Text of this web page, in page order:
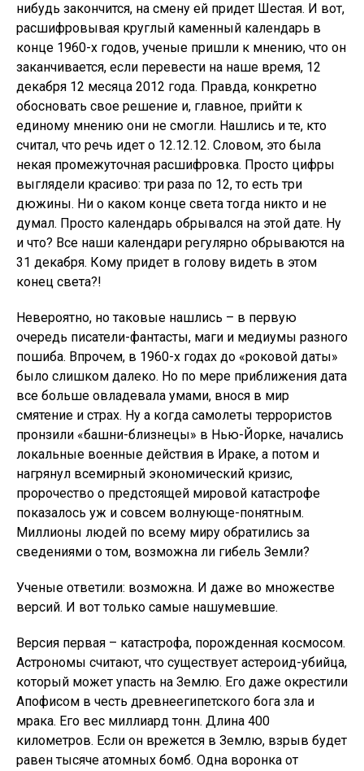
нибудь закончится, на смену ей придет Шестая. И вот,
расшифровывая круглый каменный календарь в
конце 1960-х годов, ученые пришли к мнению, что он
заканчивается, если перевести на наше время, 12
декабря 12 месяца 2012 года. Правда, конкретно
обосновать свое решение и, главное, прийти к
единому мнению они не смогли. Нашлись и те, кто
считал, что речь идет о 12.12.12. Словом, это была
некая промежуточная расшифровка. Просто цифры
выглядели красиво: три раза по 12, то есть три
дюжины. Ни о каком конце света тогда никто и не
думал. Просто календарь обрывался на этой дате. Ну
и что? Все наши календари регулярно обрываются на
31 декабря. Кому придет в голову видеть в этом
конец света?!
Невероятно, но таковые нашлись – в первую
очередь писатели-фантасты, маги и медиумы разного
пошиба. Впрочем, в 1960-х годах до «роковой даты»
было слишком далеко. Но по мере приближения дата
все больше овладевала умами, внося в мир
смятение и страх. Ну а когда самолеты террористов
пронзили «башни-близнецы» в Нью-Йорке, начались
локальные военные действия в Ираке, а потом и
нагрянул всемирный экономический кризис,
пророчество о предстоящей мировой катастрофе
показалось уж и совсем волнующе-понятным.
Миллионы людей по всему миру обратились за
сведениями о том, возможна ли гибель Земли?
Ученые ответили: возможна. И даже во множестве
версий. И вот только самые нашумевшие.
Версия первая – катастрофа, порожденная космосом.
Астрономы считают, что существует астероид-убийца,
который может упасть на Землю. Его даже окрестили
Апофисом в честь древнеегипетского бога зла и
мрака. Его вес миллиард тонн. Длина 400
километров. Если он врежется в Землю, взрыв будет
равен тысяче атомных бомб. Одна воронка от